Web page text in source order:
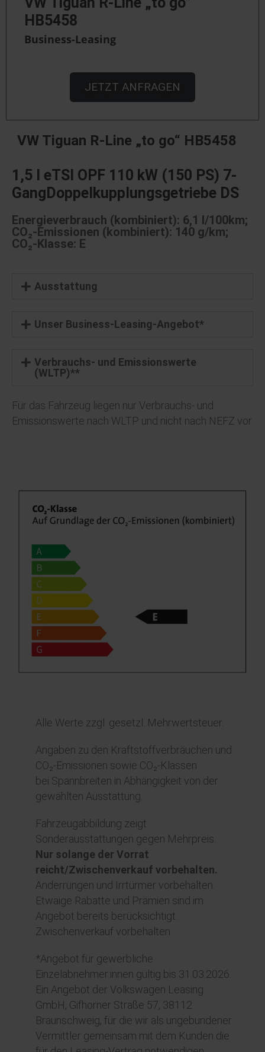
HB5458
Business-Leasing
JETZT ANFRAGEN
VW Tiguan R-Line „to go“ HB5458
1,5 l eTSI OPF 110 kW (150 PS) 7-
GangDoppelkupplungsgetriebe DS
Energieverbrauch (kombiniert): 6,1 l/100km;
CO₂-Emissionen (kombiniert): 140 g/km;
CO₂-Klasse: E
Ausstattung
Unser Business-Leasing-Angebot*
Verbrauchs- und Emissionswerte
(WLTP)**
Für das Fahrzeug liegen nur Verbrauchs- und
Emissionswerte nach WLTP und nicht nach NEFZ vor.
Alle Werte zzgl. gesetzl. Mehrwertsteuer.
Angaben zu den Kraftstoffverbräuchen und
CO₂-Emissionen sowie CO₂-Klassen
bei Spannbreiten in Abhängigkeit von der
gewählten Ausstattung.
Fahrzeugabbildung zeigt
Sonderausstattungen gegen Mehrpreis.
Nur solange der Vorrat
reicht/Zwischenverkauf vorbehalten.
Änderrungen und Irrtürmer vorbehalten.
Etwaige Rabatte und Prämien sind im
Angebot bereits berücksichtigt.
Zwischenverkauf vorbehalten.
*Angebot für gewerbliche
Einzelabnehmer:innen gültig bis 31.03.2026.
Ein Angebot der Volkswagen Leasing
GmbH, Gifhorner Straße 57, 38112
Braunschweig, für die wir als ungebundener
Vermittler gemeinsam mit dem Kunden die